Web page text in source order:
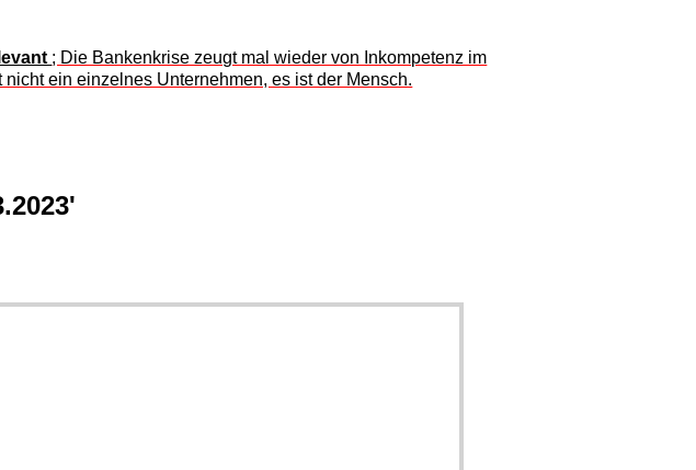
; Die Bankenkrise zeugt mal wieder von Inkompetenz im
ein einzelnes Unternehmen, es ist der Mensch.